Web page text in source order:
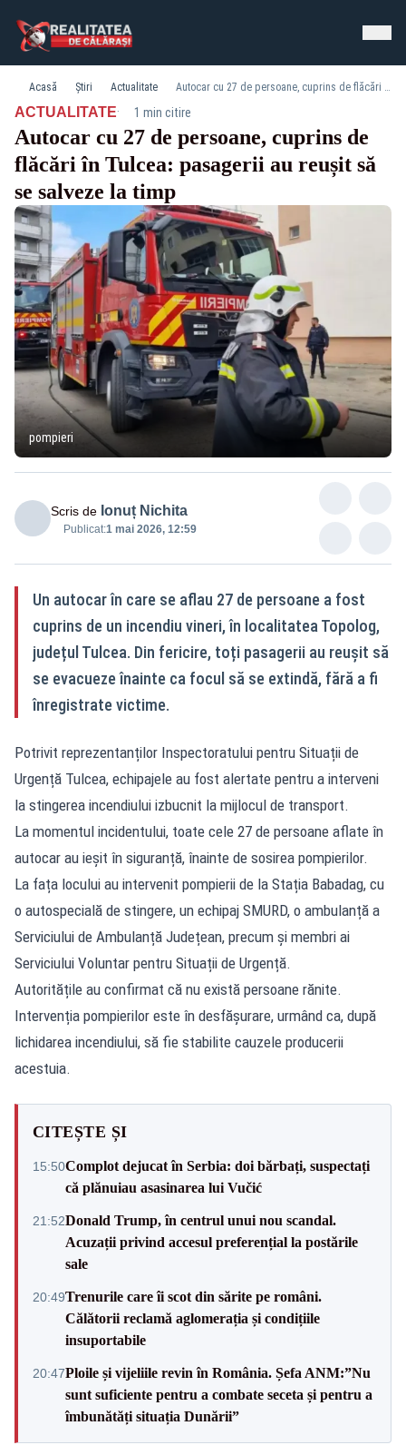
Acasă Știri Actualitate Autocar cu 27 de persoane, cuprins de flăcări în Tulcea: pasagerii au reușit să se salveze la timp
ACTUALITATE· 1 min citire
Autocar cu 27 de persoane, cuprins de
flăcări în Tulcea: pasagerii au reușit să
se salveze la timp
pompieri
Scris de Ionuț Nichita
Publicat:1 mai 2026, 12:59
Un autocar în care se aflau 27 de persoane a fost
cuprins de un incendiu vineri, în localitatea Topolog,
județul Tulcea. Din fericire, toți pasagerii au reușit să
se evacueze înainte ca focul să se extindă, fără a fi
înregistrate victime.
Potrivit reprezentanților Inspectoratului pentru Situații de
Urgență Tulcea, echipajele au fost alertate pentru a interveni
la stingerea incendiului izbucnit la mijlocul de transport.
La momentul incidentului, toate cele 27 de persoane aflate în
autocar au ieșit în siguranță, înainte de sosirea pompierilor.
La fața locului au intervenit pompierii de la Stația Babadag, cu
o autospecială de stingere, un echipaj SMURD, o ambulanță a
Serviciului de Ambulanță Județean, precum și membri ai
Serviciului Voluntar pentru Situații de Urgență.
Autoritățile au confirmat că nu există persoane rănite.
Intervenția pompierilor este în desfășurare, urmând ca, după
lichidarea incendiului, să fie stabilite cauzele producerii
acestuia.
CITEȘTE ȘI
15:50Complot dejucat în Serbia: doi bărbați, suspectați
că plănuiau asasinarea lui Vučić
21:52Donald Trump, în centrul unui nou scandal.
Acuzații privind accesul preferențial la postările
sale
20:49Trenurile care îi scot din sărite pe români.
Călătorii reclamă aglomerația și condițiile
insuportabile
20:47Ploile și vijeliile revin în România. Șefa ANM:”Nu
sunt suficiente pentru a combate seceta și pentru a
îmbunătăți situația Dunării”